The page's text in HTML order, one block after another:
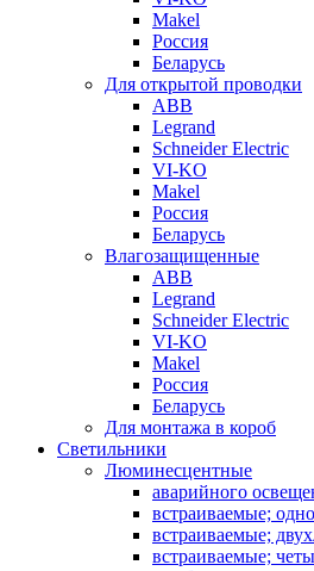
Makel
Россия
Беларусь
Для открытой проводки
ABB
Legrand
Schneider Electric
VI-KO
Makel
Россия
Беларусь
Влагозащищенные
ABB
Legrand
Schneider Electric
VI-KO
Makel
Россия
Беларусь
Для монтажа в короб
Светильники
Люминесцентные
аварийного
встраиваемые;
встраиваемые;
встраиваемые;